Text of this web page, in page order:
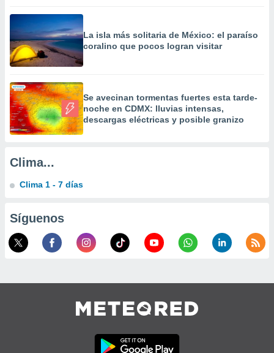
datos
perfiles
crear un
contenido
medir el
la
del
de
a través
La isla más solitaria de México: el paraíso
coralino que pocos logran visitar
Se avecinan tormentas fuertes esta tarde-
noche en CDMX: lluvias intensas,
descargas eléctricas y posible granizo
Clima...
Clima 1 - 7 días
Síguenos